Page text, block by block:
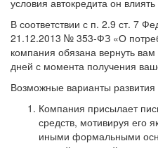
условия автокредита он
В соответствии с п. 2.9 ст. 7
21.12.2013 № 353-ФЗ «О
компания обязана вернуть
дней с момента получения
Возможные варианты развития
Компания присылает
средств, мотивируя его
иными формальными